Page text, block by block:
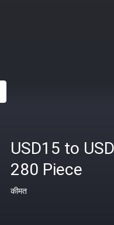
USD15 to USD
280 Piece
कीमत